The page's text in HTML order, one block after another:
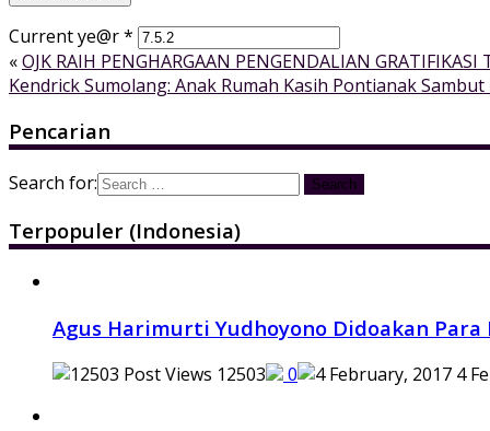
Current ye@r*
«OJK RAIH PENGHARGAAN PENGENDALIAN GRATIFIKASI
Kendrick Sumolang: Anak Rumah Kasih Pontianak
Pencarian
Search for:
Terpopuler (Indonesia)
Agus Harimurti Yudhoyono Didoakan Para
12503 0 4